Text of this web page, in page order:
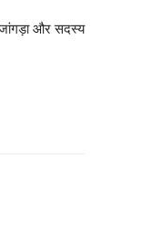
और सदस्य